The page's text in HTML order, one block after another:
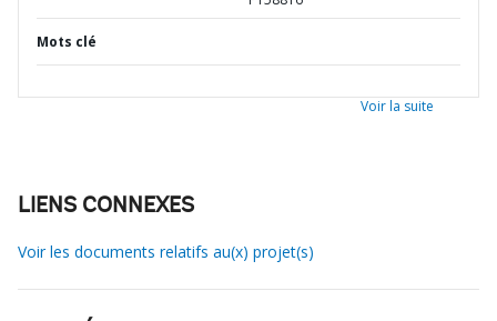
Mots clé
Voir la suite
LIENS CONNEXES
Voir les documents relatifs au(x) projet(s)